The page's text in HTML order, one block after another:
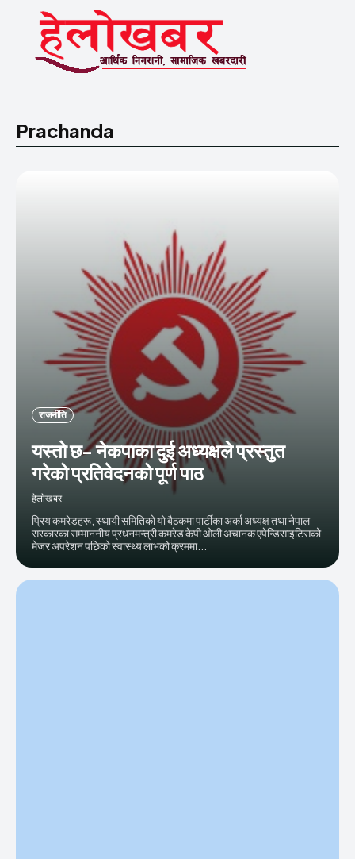
Prachanda
राजनीति
यस्तो छ- नेकपाका दुई अध्यक्षले प्रस्तुत
गरेको प्रतिवेदनको पूर्ण पाठ
हेलाेखबर
प्रिय कमरेडहरू, स्थायी समितिको यो बैठकमा पार्टीका अर्का अध्यक्ष तथा नेपाल
सरकारका सम्माननीय प्रधनमन्त्री कमरेड केपी ओली अचानक एपेन्डिसाइटिसको
मेजर अपरेशन पछिको स्वास्थ्य लाभको क्रममा...